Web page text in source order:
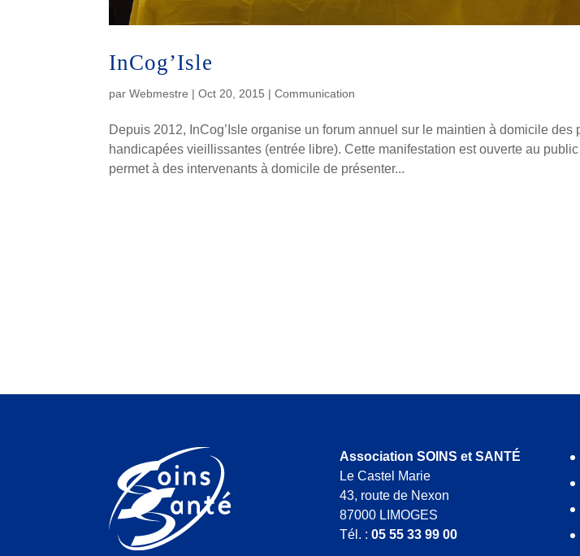
InCog’Isle
parWebmestre |Oct 20, 2015 |Communication
Depuis 2012, InCog’Isle organise un forum annuel sur le maintien à domicile des
handicapées vieillissantes (entrée libre). Cette manifestation est ouverte au
permet à des intervenants à domicile de présenter...
Association SOINS et SANTÉ
Le Castel Marie
43, route de Nexon
87000 LIMOGES
Tél. : 05 55 33 99 00